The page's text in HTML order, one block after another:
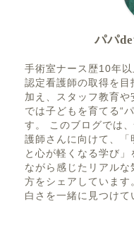
パパ
手術室ナース歴10年
認定看護師の取得を目
加え、スタッフ教育
では子どもを育てる“
す。 このブログでは
護師さんに向けて、「
と心が軽くなる学び
ながら感じたリアルな
方をシェアしていま
白さを一緒に見つけて